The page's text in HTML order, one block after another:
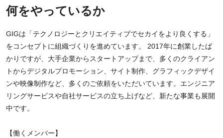
何をやっているか
GIGは「テクノロジーとクリエイティブでセカイをより良くする」
をコンセプトに組織づくりを進めています。 2017年に創業したば
かりですが、大手企業からスタートアップまで、多くのクライアン
トからデジタルプロモーション、サイト制作、グラフィックデザイ
ンや映像制作など、多くのご依頼をいただいています。エンジニア
リングサービスや自社サービスの立ち上げなど、新たな事業も展開
中です。
【働くメンバー】